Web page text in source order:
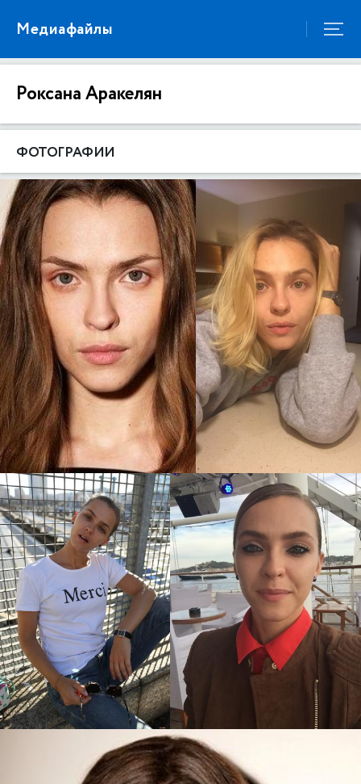
Медиафайлы
Роксана Аракелян
ФОТОГРАФИИ